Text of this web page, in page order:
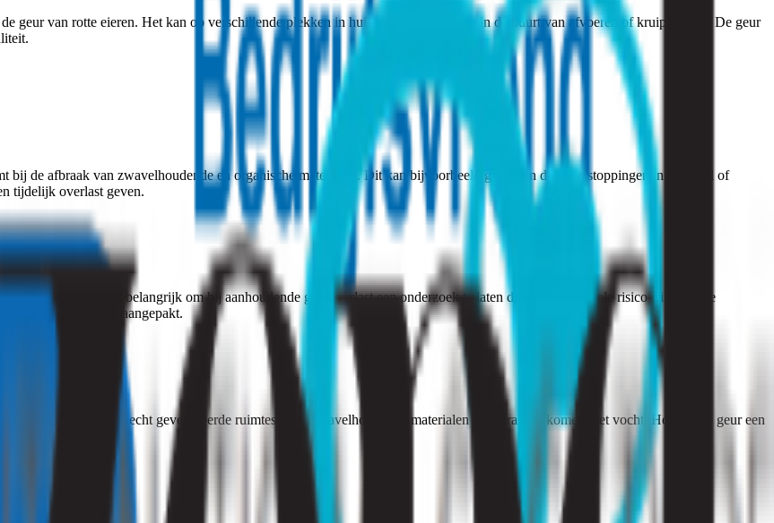
geur van rotte eieren. Het kan op verschillende plekken in huis voorkomen, zoals in de buurt van afvoeren of kruipruimtes. De geur
de afbraak van zwavelhoudende en organische materialen. Dit kan bijvoorbeeld gebeuren door verstoppingen in het riool of
tijdelijk overlast geven.
Het is belangrijk om bij aanhoudende geuroverlast een onderzoek te laten doen om eventuele risico’s in kaart te
als het snel wordt aangepakt.
Het ontstaat in slecht geventileerde ruimtes waar zwavelhoudende materialen in aanraking komen met vocht. Hoewel de geur een